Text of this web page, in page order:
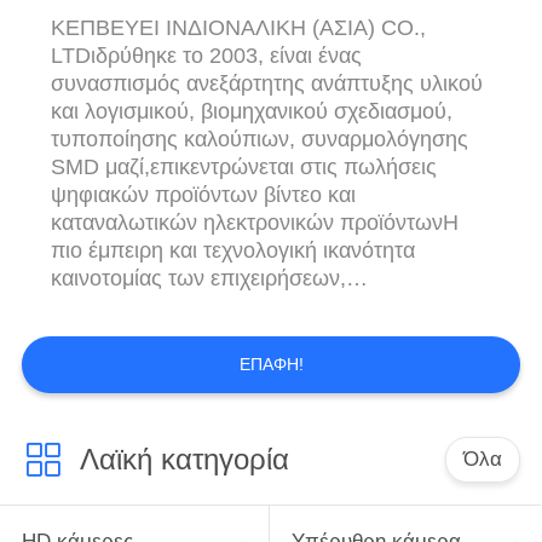
ΚΕΠΒΕΥΕΙ ΙΝΔΙΟΝΑΛΙΚΗ (ΑΣΙΑ) CO.,
LTDιδρύθηκε το 2003, είναι ένας
συνασπισμός ανεξάρτητης ανάπτυξης υλικού
και λογισμικού, βιομηχανικού σχεδιασμού,
τυποποίησης καλούπιων, συναρμολόγησης
SMD μαζί,επικεντρώνεται στις πωλήσεις
ψηφιακών προϊόντων βίντεο και
καταναλωτικών ηλεκτρονικών προϊόντωνΗ
πιο έμπειρη και τεχνολογική ικανότητα
καινοτομίας των επιχειρήσεων,
κάμερες παρακολούθησης πτηνών, κάμερες
κήπου, αθλητικά ακουστικά Bluetooth,
νυχτερινή όραση, παγίδεςκαι άλλα προϊόντα
παραγωγής και της υπηρεσίας μετά την
πώληση. ...
ΕΠΑΦΉ!
Λαϊκή κατηγορία Όλα